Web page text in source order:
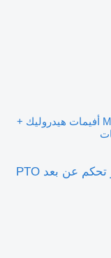
نظام قلاب MAN أفيمات هيدروليك +
نظام قلاب MAN أفيمات هيدروليك + جهاز تحكم عن بعد PTO